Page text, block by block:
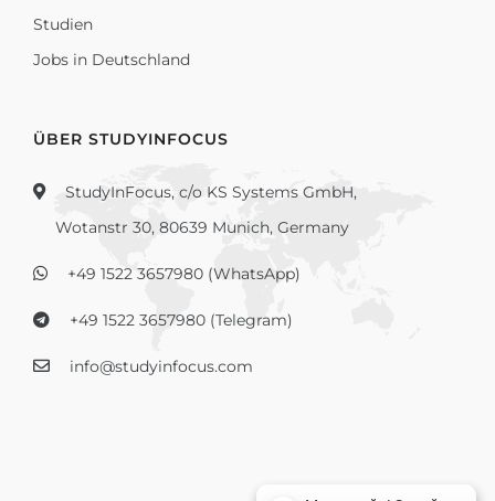
Studien
Jobs in Deutschland
ÜBER STUDYINFOCUS
StudyInFocus, c/o KS Systems GmbH,
Wotanstr 30, 80639 Munich, Germany
+49 1522 3657980 (WhatsApp)
+49 1522 3657980 (Telegram)
info@studyinfocus.com